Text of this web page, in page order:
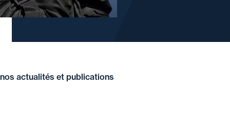
actualités et publications